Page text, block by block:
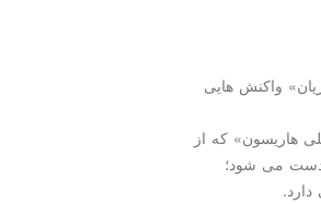
واكنش هایی
هاریسون» كه از
می شود؛